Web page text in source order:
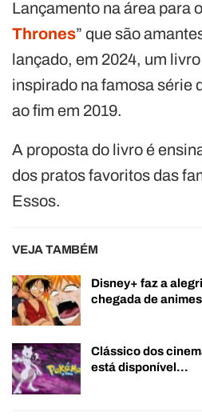
Lançamento na área para
Thrones” que são
lançado, em 2024, um
inspirado na famosa série
ao fim em 2019.
A proposta do livro é
dos pratos favoritos das
Essos.
VEJA TAMBÉM
Disney+ faz a
chegada de
Clássico dos
está disponível…